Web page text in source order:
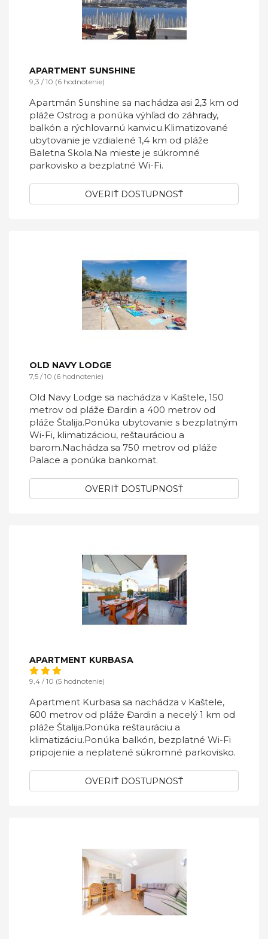
APARTMENT SUNSHINE
9,3 / 10 (6 hodnotenie)
Apartmán Sunshine sa nachádza asi 2,3 km od
pláže Ostrog a ponúka výhľad do záhrady,
balkón a rýchlovarnú kanvicu.Klimatizované
ubytovanie je vzdialené 1,4 km od pláže
Baletna Skola.Na mieste je súkromné ​​
parkovisko a bezplatné Wi-Fi.
OVERIŤ DOSTUPNOSŤ
OLD NAVY LODGE
7,5 / 10 (6 hodnotenie)
Old Navy Lodge sa nachádza v Kaštele, 150
metrov od pláže Đardin a 400 metrov od
pláže Štalija.Ponúka ubytovanie s bezplatným
Wi-Fi, klimatizáciou, reštauráciou a
barom.Nachádza sa 750 metrov od pláže
Palace a ponúka bankomat.
OVERIŤ DOSTUPNOSŤ
APARTMENT KURBASA
9,4 / 10 (5 hodnotenie)
Apartment Kurbasa sa nachádza v Kaštele,
600 metrov od pláže Đardin a necelý 1 km od
pláže Štalija.Ponúka reštauráciu a
klimatizáciu.Ponúka balkón, bezplatné Wi-Fi
pripojenie a neplatené súkromné ​​parkovisko.
OVERIŤ DOSTUPNOSŤ